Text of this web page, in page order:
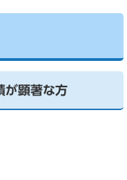
が顕著な方